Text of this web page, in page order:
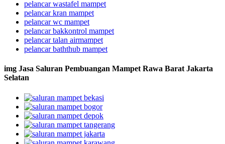
pelancar wastafel mampet
pelancar kran mampet
pelancar wc mampet
pelancar bakkontrol mampet
pelancar talan airmampet
pelancar baththub mampet
img Jasa Saluran Pembuangan Mampet Rawa Barat Jakarta
Selatan